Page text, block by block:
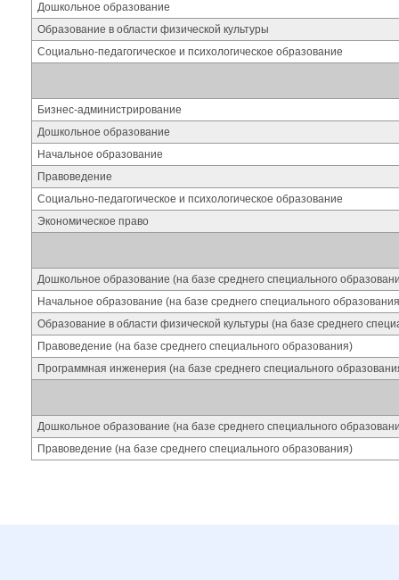
Дошкольное образование
Образование в области физической культуры
Социально-педагогическое и психологическое образование
Бизнес-администрирование
Дошкольное образование
Начальное образование
Правоведение
Социально-педагогическое и психологическое образование
Экономическое право
Дошкольное образование (на базе среднего специального
Начальное образование (на базе среднего специального
Образование в области физической культуры (на базе среднего
Правоведение (на базе среднего специального образования)
Программная инженерия (на базе среднего специального
Дошкольное образование (на базе среднего специального
Правоведение (на базе среднего специального образования)